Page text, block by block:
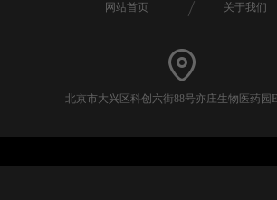
北京市大兴区科创六街88号亦庄生物医药园
网站首页 关于我们